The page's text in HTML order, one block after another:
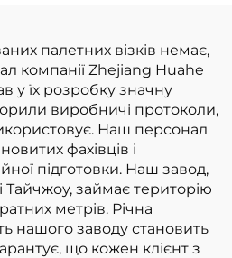
палетних візків немає,
компанії Zhejiang Huahe
у їх розробку значну
виробничі протоколи,
Наш персонал
фахівців і
підготовки. Наш завод,
Тайчжоу, займає територію
метрів. Річна
нашого заводу становить
що кожен клієнт з